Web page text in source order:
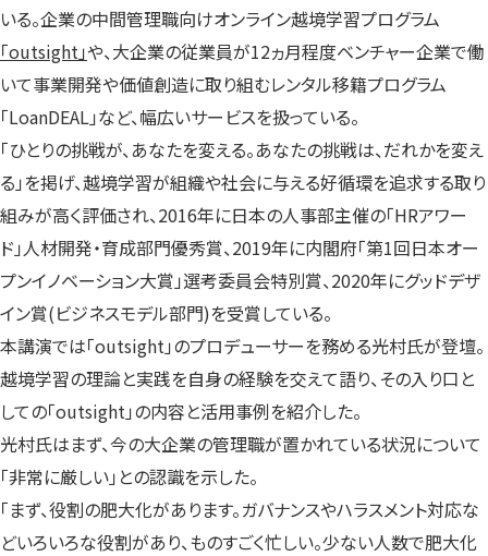
いる。企業の中間管理職向けオンライン越境学習プログラム
「outsight」や、大企業の従業員が12ヵ月程度ベンチャー企業で働
いて事業開発や価値創造に取り組むレンタル移籍プログラム
「LoanDEAL」など、幅広いサービスを扱っている。
「ひとりの挑戦が、あなたを変える。あなたの挑戦は、だれかを変え
る」を掲げ、越境学習が組織や社会に与える好循環を追求する取り
組みが高く評価され、2016年に日本の人事部主催の「HRアワー
ド」人材開発・育成部門優秀賞、2019年に内閣府「第1回日本オー
プンイノベーション大賞」選考委員会特別賞、2020年にグッドデザ
イン賞(ビジネスモデル部門)を受賞している。
本講演では「outsight」のプロデューサーを務める光村氏が登壇。
越境学習の理論と実践を自身の経験を交えて語り、その入り口と
しての「outsight」の内容と活用事例を紹介した。
光村氏はまず、今の大企業の管理職が置かれている状況について
「非常に厳しい」との認識を示した。
「まず、役割の肥大化があります。ガバナンスやハラスメント対応な
どいろいろな役割があり、ものすごく忙しい。少ない人数で肥大化